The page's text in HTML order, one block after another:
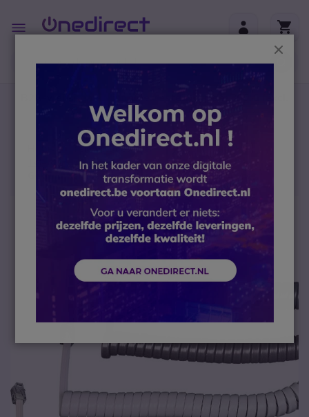
Toggle
Nav
btw)
Telefoontoestellen
Accessoires
Telefoonkabels en snoeren
Gekruld Telefoonsnoer voor Handset 0.5m Grafiet